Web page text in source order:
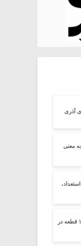
آذری
معنی
قاسمی: در زمان ۶ ماه ۱۷ قطعه در